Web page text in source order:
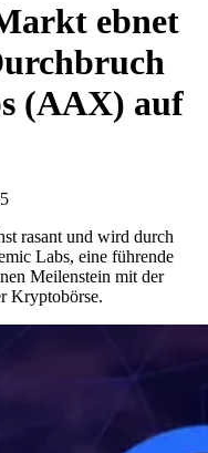
ebnet
(AAX) auf
rasant und wird durch
Labs, eine führende
Meilenstein mit der
Kryptobörse.